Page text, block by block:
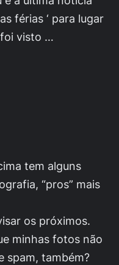
férias ‘ para lugar
visto …
tem alguns
“pros” mais
os próximos.
minhas fotos não
spam, também?